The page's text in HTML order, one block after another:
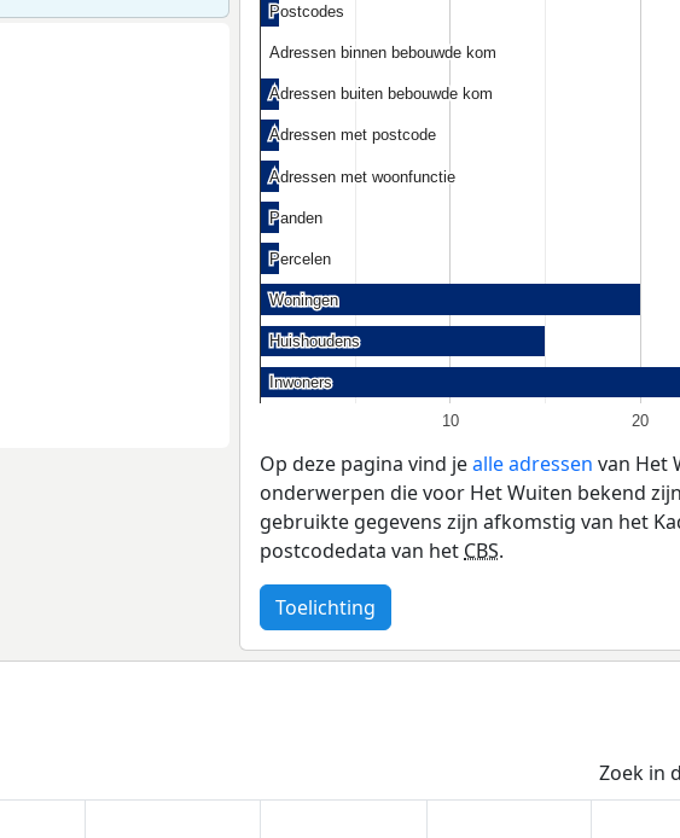
10 20
Postcodes
Postcodes
Adressen binnen bebouwde kom
Adressen binnen bebouwde kom
Adressen buiten bebouwde kom
Adressen buiten bebouwde kom
Adressen met postcode
Adressen met postcode
Adressen met woonfunctie
Adressen met woonfunctie
Panden
Panden
Percelen
Percelen
Woningen
Woningen
Huishoudens
Huishoudens
Inwoners
Inwoners
Op deze pagina vind jealle adressen van Het
onderwerpen die voor Het Wuiten bekend
gebruikte gegevens zijn afkomstig van het
postcodedata van het CBS.
Toelichting
Zoek in